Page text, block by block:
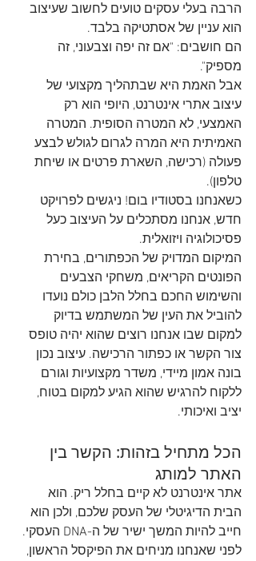
הרבה בעלי עסקים טועים לחשוב שעיצוב
הוא עניין של אסתטיקה בלבד.
הם חושבים: "אם זה יפה וצבעוני, זה
מספיק".
אבל האמת היא שבתהליך מקצועי של
עיצוב אתרי אינטרנט, היופי הוא רק
האמצעי, לא המטרה הסופית. המטרה
האמיתית היא המרה לגרום לגולש לבצע
פעולה (רכישה, השארת פרטים או שיחת
טלפון).
כשאנחנו בסטודיו בום! ניגשים לפרויקט
חדש, אנחנו מסתכלים על העיצוב כעל
פסיכולוגיה ויזואלית.
המיקום המדויק של הכפתורים, בחירת
הפונטים הקריאים, משחקי הצבעים
והשימוש החכם בחלל הלבן כולם נועדו
להוביל את העין של המשתמש בדיוק
למקום שבו אנחנו רוצים שהוא יהיה טופס
צור הקשר או כפתור הרכישה. עיצוב נכון
בונה אמון מיידי, משדר מקצועיות וגורם
ללקוח להרגיש שהוא הגיע למקום בטוח,
יציב ואיכותי.
הכל מתחיל בזהות: הקשר בין
האתר למותג
אתר אינטרנט לא קיים בחלל ריק. הוא
הבית הדיגיטלי של העסק שלכם, ולכן הוא
חייב להיות המשך ישיר של ה-DNA העסקי.
לפני שאנחנו מניחים את הפיקסל הראשון,